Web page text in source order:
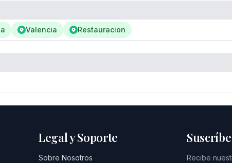
Valencia Restauracion
Legal y Soporte
Sobre Nosotros
Recibe